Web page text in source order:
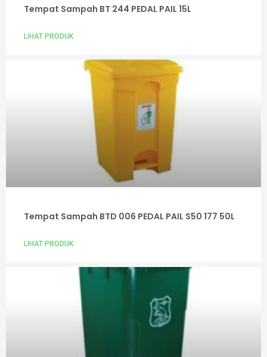
Tempat Sampah BT 244 PEDAL PAIL 15L
LIHAT PRODUK
Tempat Sampah BTD 006 PEDAL PAIL S50 177 50L
LIHAT PRODUK